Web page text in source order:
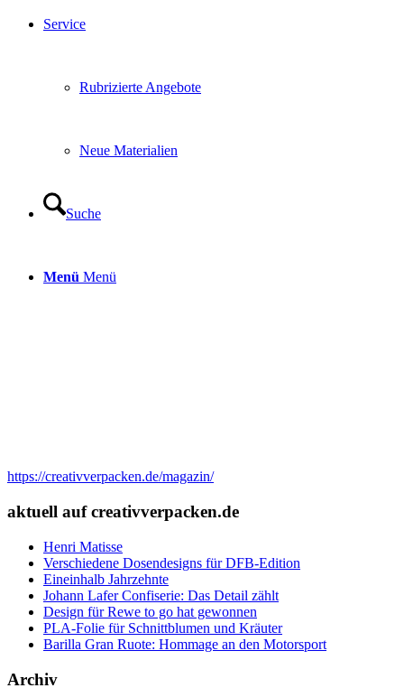
Service
Rubrizierte Angebote
Neue Materialien
Suche
Menü Menü
https://creativverpacken.de/magazin/
aktuell auf creativverpacken.de
Henri Matisse
Verschiedene Dosendesigns für DFB-Edition
Eineinhalb Jahrzehnte
Johann Lafer Confiserie: Das Detail zählt
Design für Rewe to go hat gewonnen
PLA-Folie für Schnittblumen und Kräuter
Barilla Gran Ruote: Hommage an den Motorsport
Archiv